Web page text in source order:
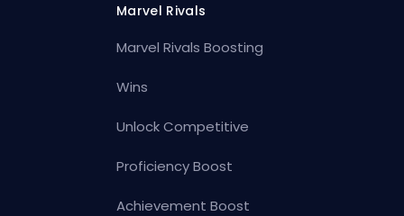
Marvel Rivals
Marvel Rivals Boosting
Wins
Unlock Competitive
Proficiency Boost
Achievement Boost